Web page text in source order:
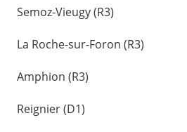
Semoz-Vieugy (R3)
La Roche-sur-Foron (R3)
Amphion (R3)
Reignier (D1)